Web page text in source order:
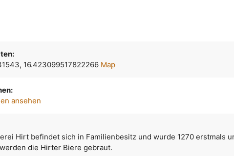
16.423099517822266 Map
ansehen
Hirt befindet sich in Familienbesitz und wurde 1270 erstmals
die Hirter Biere gebraut.